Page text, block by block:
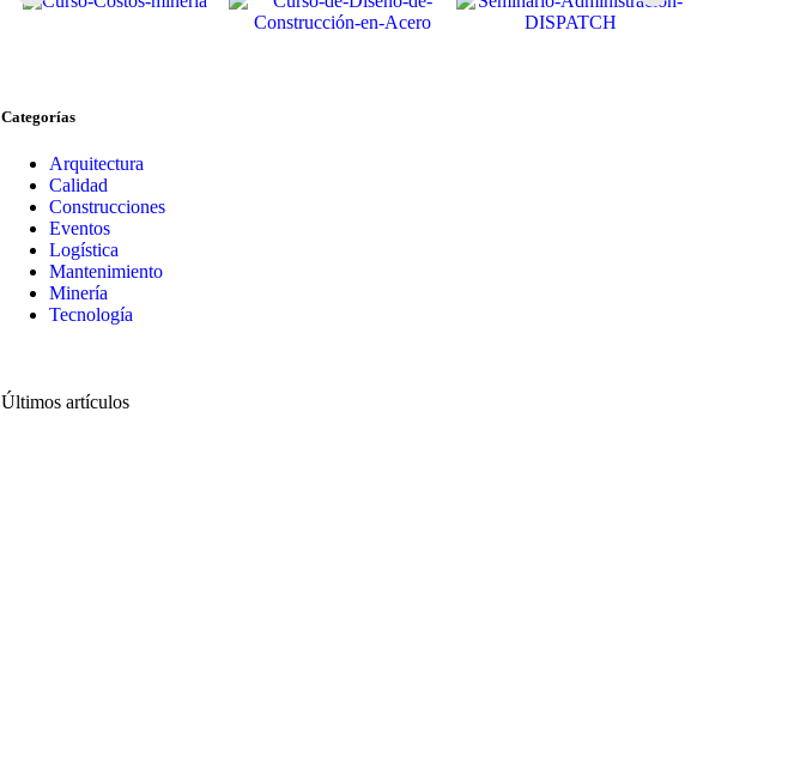
Categorías
Arquitectura
Calidad
Construcciones
Eventos
Logística
Mantenimiento
Minería
Tecnología
Últimos artículos